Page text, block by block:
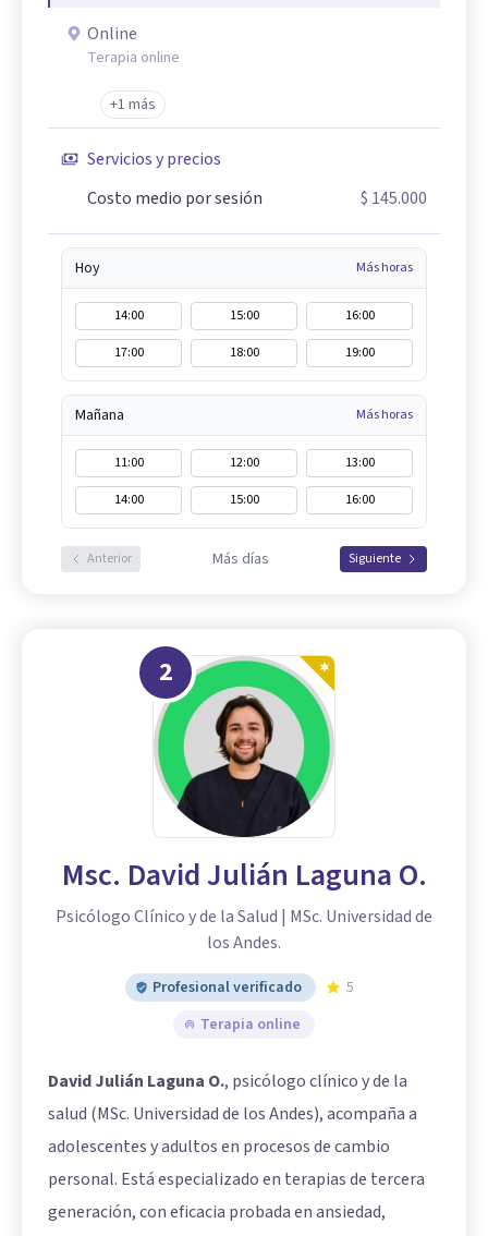
Online
Terapia online
+1 más
Servicios y precios
Costo medio por sesión
$ 145.000
Hoy Más horas
14:00 15:00
16:00
17:00
18:00 19:00
Mañana Más horas
11:00 12:00
13:00
14:00
15:00 16:00
Anterior Más días Siguiente
2
Msc. David Julián Laguna O.
Psicólogo Clínico y de la Salud | MSc. Universidad de
los Andes.
Profesional verificado
5
Terapia online
David Julián Laguna O., psicólogo clínico y de la
salud (MSc. Universidad de los Andes), acompaña a
adolescentes y adultos en procesos de cambio
personal. Está especializado en terapias de tercera
generación, con eficacia probada en ansiedad,